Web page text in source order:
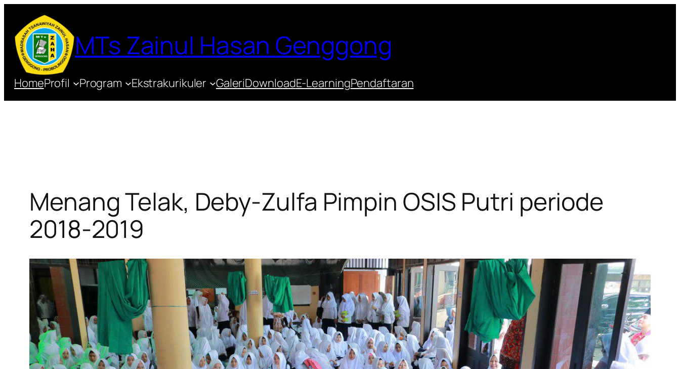
konten
MTs Zainul Hasan Genggong
HomeProfil Program Ekstrakurikuler GaleriDownloadE-LearningPendaftaran
Menang Telak, Deby-Zulfa Pimpin OSIS Putri periode
2018-2019